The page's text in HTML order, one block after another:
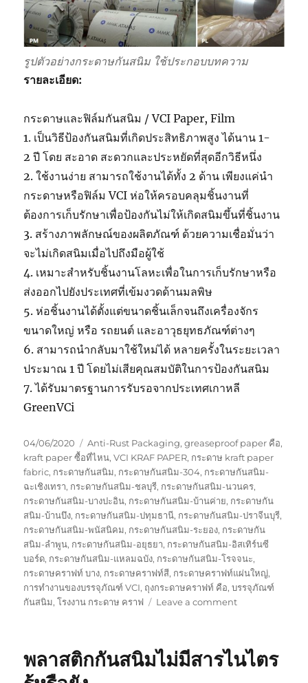
รูปตัวอย่างกระดาษกันสนิม ใช้ประกอบบทความ
รายละเอียด:
กระดาษและฟิล์มกันสนิม / VCI Paper, Film
1. เป็นวิธีป้องกันสนิมที่เกิดประสิทธิภาพสูง ได้นาน 1-
2 ปี โดย สะอาด สะดวกและประหยัดที่สุดอีกวิธีหนึ่ง
2. ใช้งานง่าย สามารถใช้งานได้ทั้ง 2 ด้าน เพียงแค่นำ
กระดาษหรือฟิล์ม VCI ห่อให้ครอบคลุมชิ้นงานที่
ต้องการเก็บรักษาเพื่อป้องกันไม่ให้เกิดสนิมขึ้นที่ชิ้นงาน
3. สร้างภาพลักษณ์ของผลิตภัณฑ์ ด้วยความเชื่อมั่นว่า
จะไม่เกิดสนิมเมื่อไปถึงมือผู้ใช้
4. เหมาะสำหรับชิ้นงานโลหะเพื่อในการเก็บรักษาหรือ
ส่งออกไปยังประเทศที่เข้มงวดด้านมลพิษ
5. ห่อชิ้นงานได้ตั้งแต่ขนาดชิ้นเล็กจนถึงเครื่องจักร
ขนาดใหญ่ หรือ รถยนต์ และอาวุธยุทธภัณฑ์ต่างๆ
6. สามารถนำกลับมาใช้ใหม่ได้ หลายครั้งในระยะเวลา
ประมาณ 1 ปี โดยไม่เสียคุณสมบัติในการป้องกันสนิม
7. ได้รับมาตรฐานการรับรอจากประเทศเกาหลี
GreenVCi
Posted
on
04/06/2020 Tags
Anti-Rust Packaging,greaseproof paper คือ,
kraft paper ซื้อที่ไหน,VCI KRAF PAPER, กระดาษ kraft paper
fabric, กระดาษกันสนิม, กระดาษกันสนิม-304, กระดาษกันสนิม-
ฉะเชิงเทรา, กระดาษกันสนิม-ชลบุรี, กระดาษกันสนิม-นวนคร,
กระดาษกันสนิม-บางปะอิน, กระดาษกันสนิม-บ้านค่าย, กระดาษกัน
สนิม-บ้านบึง, กระดาษกันสนิม-ปทุมธานี, กระดาษกันสนิม-ปราจีนบุรี,
กระดาษกันสนิม-พนัสนิคม, กระดาษกันสนิม-ระยอง, กระดาษกัน
สนิม-ลำพูน, กระดาษกันสนิม-อยุธยา, กระดาษกันสนิม-อิสเทิร์นซี
บอร์ด, กระดาษกันสนิม-แหลมฉบัง, กระดาษกันสนิม-โรจจนะ,
กระดาษคราฟท์ บาง, กระดาษคราฟท์สี, กระดาษคราฟท์แผ่นใหญ่,
การทำงานของบรรจุภัณฑ์ VCI, ถุงกระดาษคราฟท์ คือ,บรรจุภัณฑ์
กันสนิม,โรงงาน กระดาษ คราฟ Leave a commenton
มาตรา
พลาสติกกันสนิมไม่มีสารไนไตร